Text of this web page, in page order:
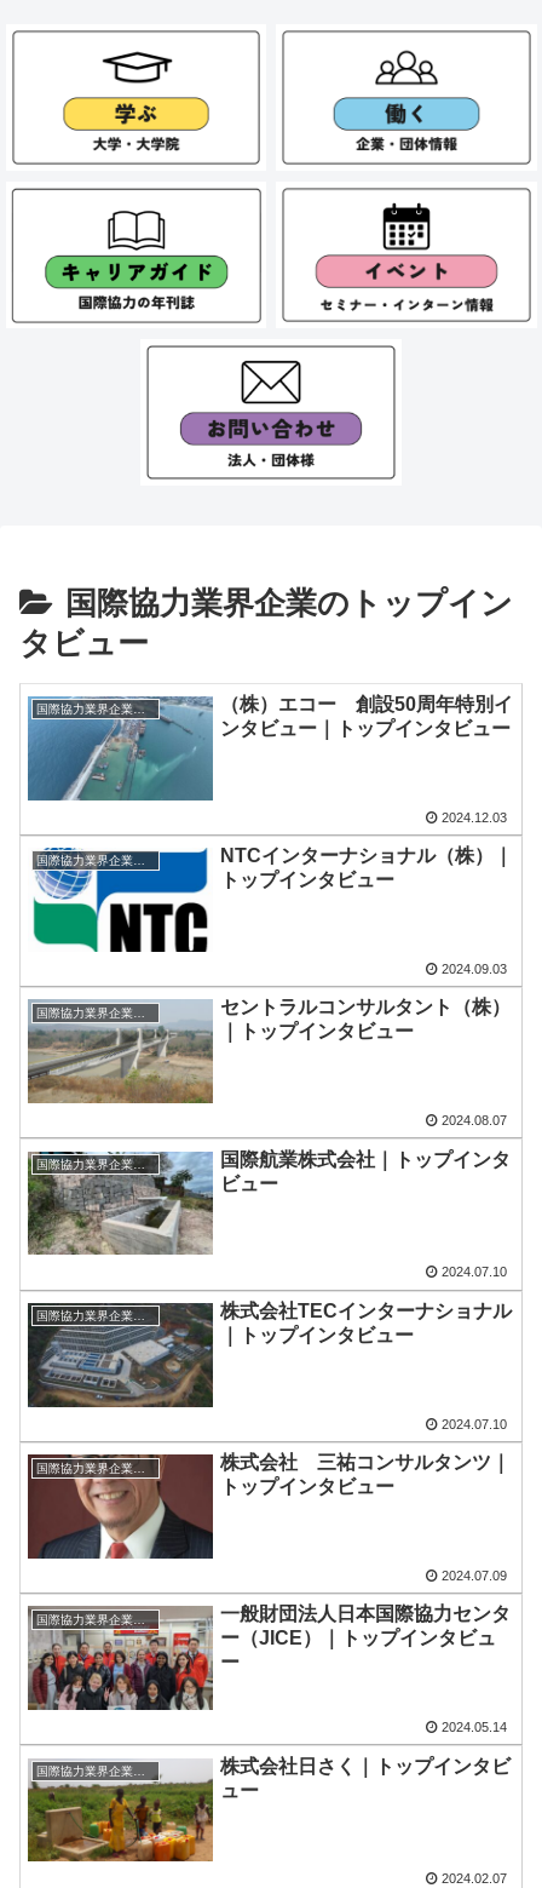
国際協力業界企業のトップイン
タビュー
国際協力業界企業のトップインタビュー
（株）エコー 創設50周年特別イ
ンタビュー｜トップインタビュー
2024.12.03
国際協力業界企業のトップインタビュー
NTCインターナショナル（株）｜
トップインタビュー
2024.09.03
セントラルコンサルタント（株）
｜トップインタビュー
2024.08.07
国際協力業界企業のトップインタビュー
国際航業株式会社｜トップインタ
ビュー
2024.07.10
国際協力業界企業のトップインタビュー
株式会社TECインターナショナル
｜トップインタビュー
2024.07.10
国際協力業界企業のトップインタビュー
株式会社 三祐コンサルタンツ｜
トップインタビュー
2024.07.09
国際協力業界企業のトップインタビュー
一般財団法人日本国際協力センタ
ー（JICE）｜トップインタビュ
ー
2024.05.14
株式会社日さく｜トップインタビ
ュー
2024.02.07